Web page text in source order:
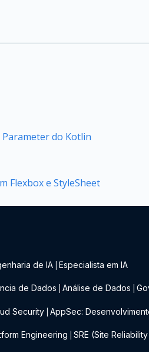
do Kotlin
Flexbox e StyleSheet
de IA Especialista em IA
de Dados Análise de Dados
Security AppSec:
Engineering SRE (Site